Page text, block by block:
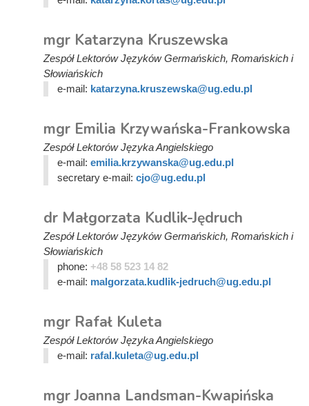
mgr Katarzyna Kruszewska
Zespół Lektorów Języków Germańskich, Romańskich i
Słowiańskich
e-mail: katarzyna.kruszewska@ug.edu.pl
mgr Emilia Krzywańska-Frankowska
Zespół Lektorów Języka Angielskiego
e-mail: emilia.krzywanska@ug.edu.pl
secretary e-mail: cjo@ug.edu.pl
dr Małgorzata Kudlik-Jędruch
Zespół Lektorów Języków Germańskich, Romańskich i
Słowiańskich
phone: +48 58 523 14 82
e-mail: malgorzata.kudlik-jedruch@ug.edu.pl
mgr Rafał Kuleta
Zespół Lektorów Języka Angielskiego
e-mail: rafal.kuleta@ug.edu.pl
mgr Joanna Landsman-Kwapińska